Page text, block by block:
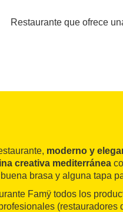
Restaurante que ofrece
moderno y
creativa mediterránea
brasa y alguna tapa
Famÿ todos los
(restauradores